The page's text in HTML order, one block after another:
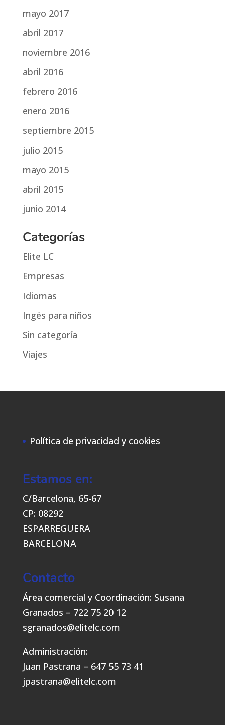
mayo 2017
abril 2017
noviembre 2016
abril 2016
febrero 2016
enero 2016
septiembre 2015
julio 2015
mayo 2015
abril 2015
junio 2014
Categorías
Elite LC
Empresas
Idiomas
Ingés para niños
Sin categoría
Viajes
Política de privacidad y cookies
Estamos en:
C/Barcelona, 65-67
CP: 08292
ESPARREGUERA
BARCELONA
Contacto
Área comercial y Coordinación: Susana
Granados – 722 75 20 12
sgranados@elitelc.com
Administración:
Juan Pastrana – 647 55 73 41
jpastrana@elitelc.com